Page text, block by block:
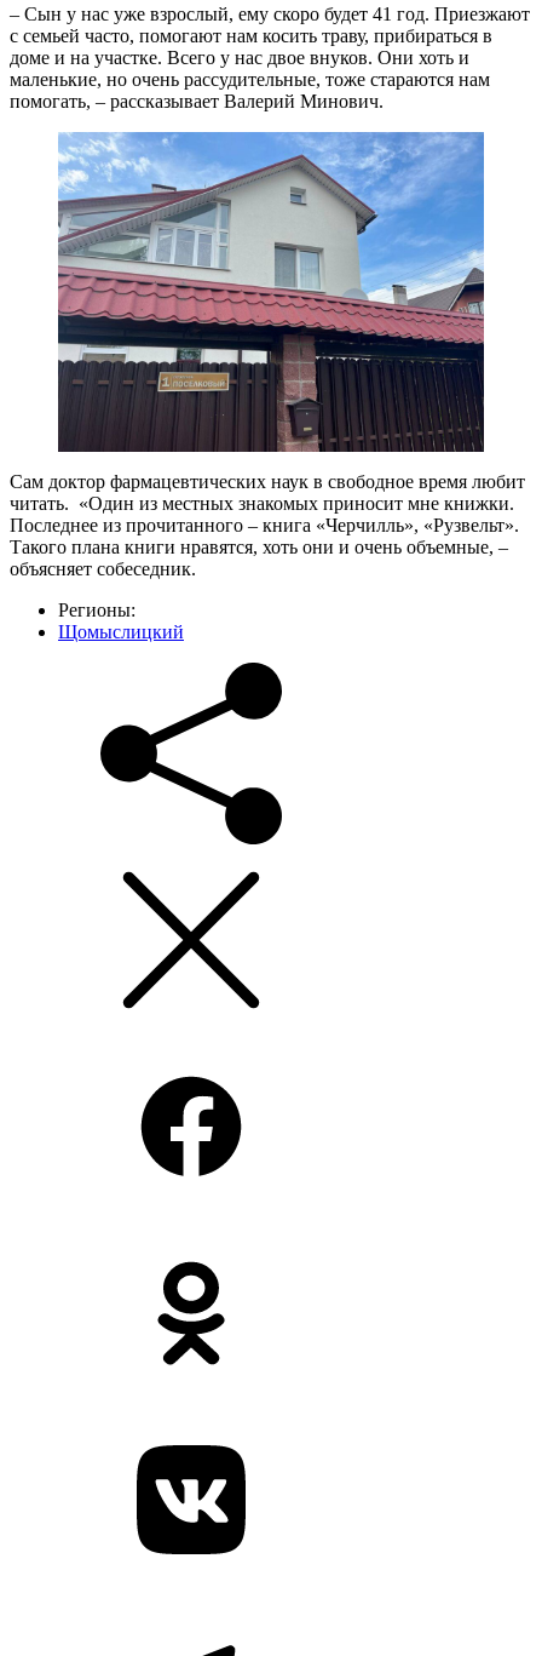
– Сын у нас уже взрослый, ему скоро будет 41 год. Приезжают
с семьей часто, помогают нам косить траву, прибираться в
доме и на участке. Всего у нас двое внуков. Они хоть и
маленькие, но очень рассудительные, тоже стараются нам
помогать, – рассказывает Валерий Минович.
Сам доктор фармацевтических наук в свободное время любит
читать. «Один из местных знакомых приносит мне книжки.
Последнее из прочитанного – книга «Черчилль», «Рузвельт».
Такого плана книги нравятся, хоть они и очень объемные, –
объясняет собеседник.
Регионы:
Щомыслицкий